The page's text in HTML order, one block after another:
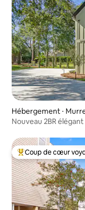
Hébergement ⋅
Nouveau 2BR
Coups de cœur
Coup de cœur